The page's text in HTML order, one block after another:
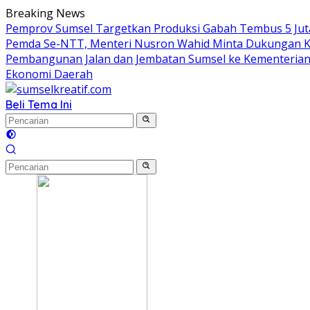
Langsung
ke
konten
Breaking News
Pemprov Sumsel Targetkan Produksi Gabah Tembus 5
Pemda Se-NTT, Menteri Nusron Wahid Minta Dukungan
Pembangunan Jalan dan Jembatan Sumsel ke
Ekonomi Daerah
Beli Tema Ini